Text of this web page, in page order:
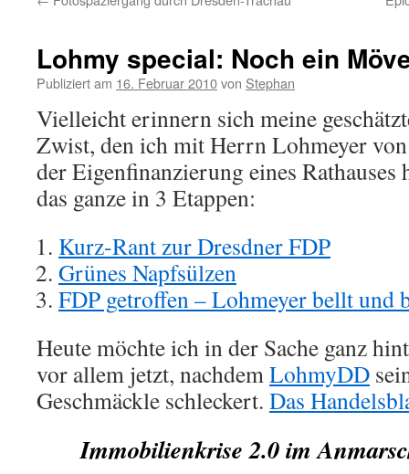
Lohmy special: Noch ein
Publiziert am 16. Februar 2010von Stephan
Vielleicht erinnern sich meine
Zwist, den ich mit Herrn Lohmeyer
der Eigenfinanzierung eines Rathauses
das ganze in 3 Etappen:
Kurz-Rant zur Dresdner FDP
Grünes Napfsülzen
FDP getroffen – Lohmeyer bellt und
Heute möchte ich in der Sache ganz
vor allem jetzt, nachdemLohmyDD
Geschmäckle schleckert. Das
Immobilienkrise 2.0 im